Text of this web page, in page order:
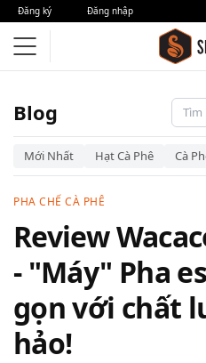
Đăng ký Đăng nhập
Blog
Mới Nhất Hạt Cà Phê Cà
PHA CHẾ CÀ PHÊ
Review
- "Máy" Pha
gọn với chất
hảo!